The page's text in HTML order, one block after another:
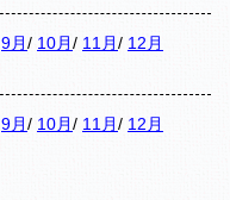
9月 / 10月 / 11月 / 12月
9月 / 10月 / 11月 / 12月